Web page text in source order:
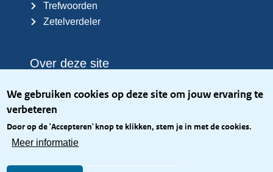
We gebruiken cookies op deze site om jouw ervaring te
verbeteren
Door op de 'Accepteren' knop te klikken, stem je in met de cookies.
Meer informatie
Trefwoorden
Zetelverdeler
Over deze site
Toegang site openbaar
Toegankelijkheid